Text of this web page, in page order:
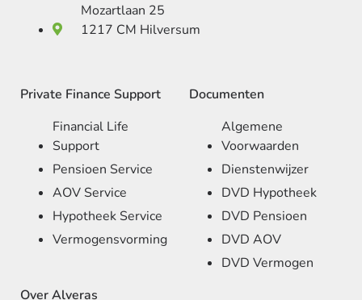
Mozartlaan 25
1217 CM Hilversum
Private Finance Support
Financial Life
Support
Pensioen Service
AOV Service
Hypotheek Service
Vermogensvorming
Documenten
Algemene
Voorwaarden
Dienstenwijzer
DVD Hypotheek
DVD Pensioen
DVD AOV
DVD Vermogen
Over Alveras